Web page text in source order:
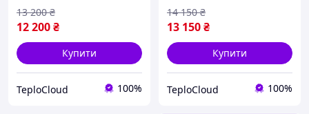
12 200₴
13 200 ₴
Купити
TeploCloud 100%
13 150₴
14 150 ₴
Купити
TeploCloud 100%